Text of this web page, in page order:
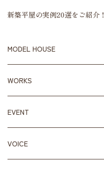
新築平屋の実例20選をご紹介！
MODEL HOUSE
WORKS
EVENT
VOICE